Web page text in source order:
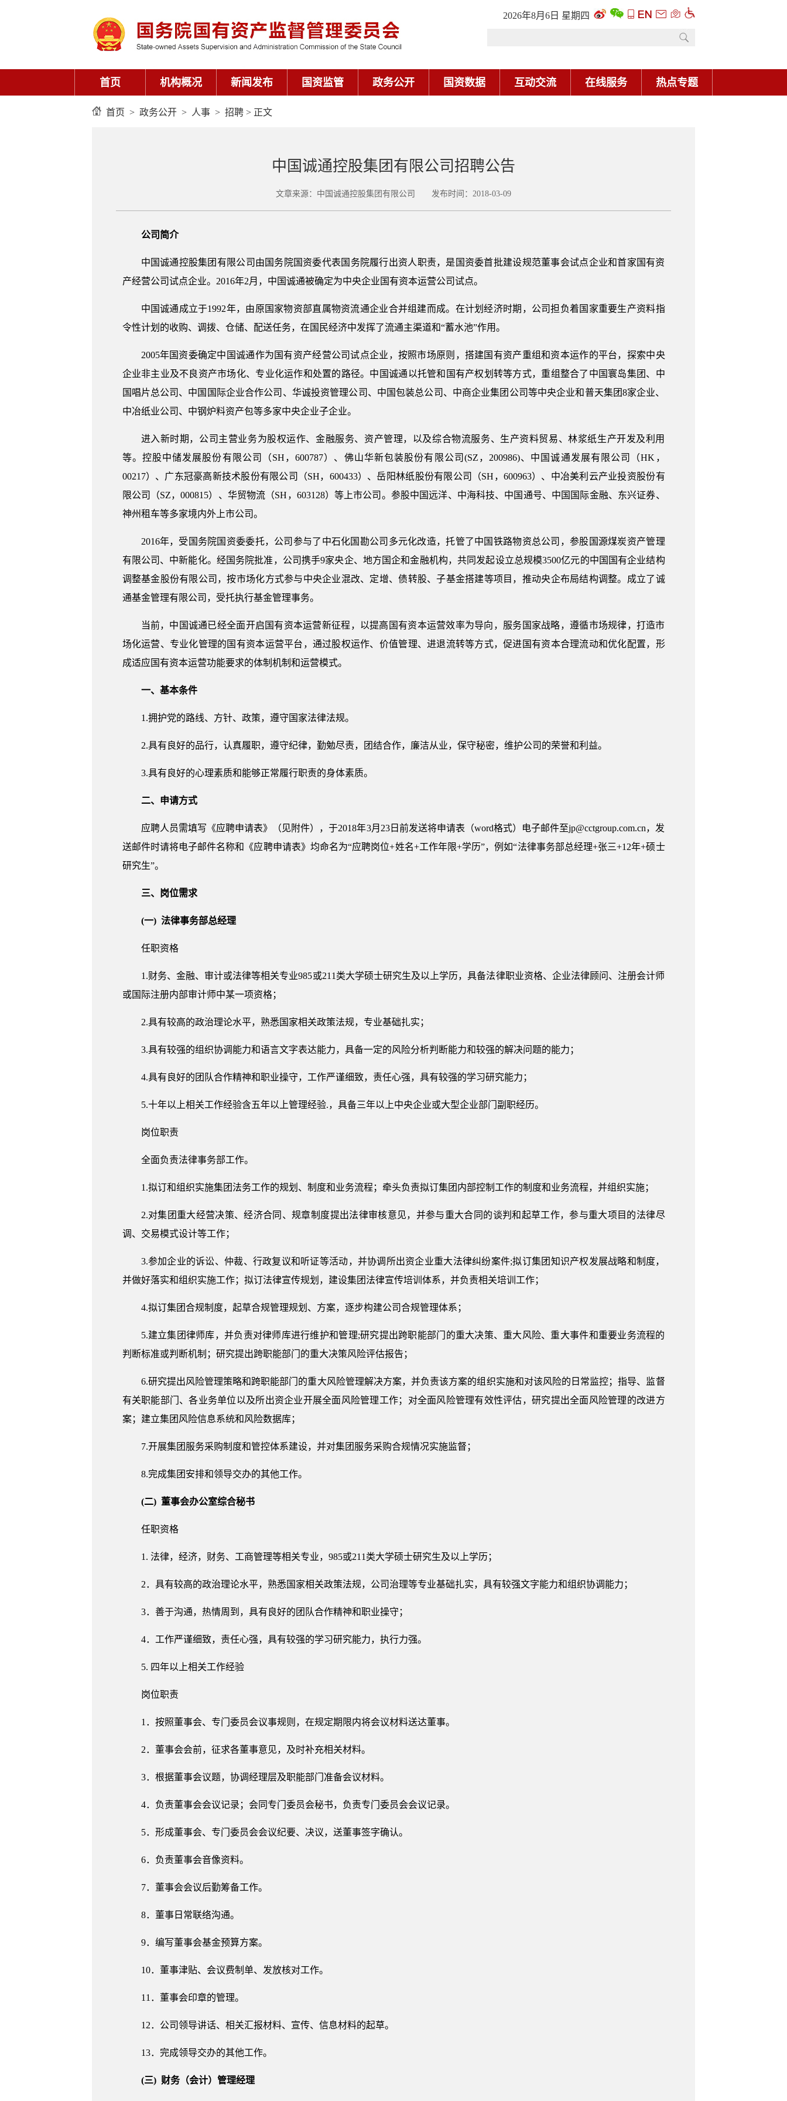
2026年8月6日 星期四
首页 机构概况 新闻发布 国资监管 政务公开 国资数据 互动交流 在线服务 热点专题
首页 > 政务公开 > 人事 > 招聘 > 正文
中国诚通控股集团有限公司招聘公告
文章来源：中国诚通控股集团有限公司 发布时间：2018-03-09
公司简介
中国诚通控股集团有限公司由国务院国资委代表国务院履行出资人职责，是国资委首批建设规范董事会试点企业和首家国有资
产经营公司试点企业。2016年2月，中国诚通被确定为中央企业国有资本运营公司试点。
中国诚通成立于1992年，由原国家物资部直属物资流通企业合并组建而成。在计划经济时期，公司担负着国家重要生产资料指
令性计划的收购、调拨、仓储、配送任务，在国民经济中发挥了流通主渠道和“蓄水池”作用。
2005年国资委确定中国诚通作为国有资产经营公司试点企业，按照市场原则，搭建国有资产重组和资本运作的平台，探索中央
企业非主业及不良资产市场化、专业化运作和处置的路径。中国诚通以托管和国有产权划转等方式，重组整合了中国寰岛集团、中
国唱片总公司、中国国际企业合作公司、华诚投资管理公司、中国包装总公司、中商企业集团公司等中央企业和普天集团8家企业、
中冶纸业公司、中钢炉料资产包等多家中央企业子企业。
进入新时期，公司主营业务为股权运作、金融服务、资产管理，以及综合物流服务、生产资料贸易、林浆纸生产开发及利用
等。控股中储发展股份有限公司（SH，600787）、佛山华新包装股份有限公司(SZ，200986)、中国诚通发展有限公司（HK，
00217）、广东冠豪高新技术股份有限公司（SH，600433）、岳阳林纸股份有限公司（SH，600963）、中冶美利云产业投资股份有
限公司（SZ，000815）、华贸物流（SH，603128）等上市公司。参股中国远洋、中海科技、中国通号、中国国际金融、东兴证券、
神州租车等多家境内外上市公司。
2016年，受国务院国资委委托，公司参与了中石化国勘公司多元化改造，托管了中国铁路物资总公司，参股国源煤炭资产管理
有限公司、中新能化。经国务院批准，公司携手9家央企、地方国企和金融机构，共同发起设立总规模3500亿元的中国国有企业结构
调整基金股份有限公司，按市场化方式参与中央企业混改、定增、债转股、子基金搭建等项目，推动央企布局结构调整。成立了诚
通基金管理有限公司，受托执行基金管理事务。
当前，中国诚通已经全面开启国有资本运营新征程，以提高国有资本运营效率为导向，服务国家战略，遵循市场规律，打造市
场化运营、专业化管理的国有资本运营平台，通过股权运作、价值管理、进退流转等方式，促进国有资本合理流动和优化配置，形
成适应国有资本运营功能要求的体制机制和运营模式。
一、基本条件
1.拥护党的路线、方针、政策，遵守国家法律法规。
2.具有良好的品行，认真履职，遵守纪律，勤勉尽责，团结合作，廉洁从业，保守秘密，维护公司的荣誉和利益。
3.具有良好的心理素质和能够正常履行职责的身体素质。
二、申请方式
应聘人员需填写《应聘申请表》（见附件），于2018年3月23日前发送将申请表（word格式）电子邮件至jp@cctgroup.com.cn，发
送邮件时请将电子邮件名称和《应聘申请表》均命名为“应聘岗位+姓名+工作年限+学历”，例如“法律事务部总经理+张三+12年+硕士
研究生”。
三、岗位需求
(一) 法律事务部总经理
任职资格
1.财务、金融、审计或法律等相关专业985或211类大学硕士研究生及以上学历，具备法律职业资格、企业法律顾问、注册会计师
或国际注册内部审计师中某一项资格；
2.具有较高的政治理论水平，熟悉国家相关政策法规，专业基础扎实；
3.具有较强的组织协调能力和语言文字表达能力，具备一定的风险分析判断能力和较强的解决问题的能力；
4.具有良好的团队合作精神和职业操守，工作严谨细致，责任心强，具有较强的学习研究能力；
5.十年以上相关工作经验含五年以上管理经验.，具备三年以上中央企业或大型企业部门副职经历。
岗位职责
全面负责法律事务部工作。
1.拟订和组织实施集团法务工作的规划、制度和业务流程；牵头负责拟订集团内部控制工作的制度和业务流程，并组织实施；
2.对集团重大经营决策、经济合同、规章制度提出法律审核意见，并参与重大合同的谈判和起草工作，参与重大项目的法律尽
调、交易模式设计等工作；
3.参加企业的诉讼、仲裁、行政复议和听证等活动，并协调所出资企业重大法律纠纷案件;拟订集团知识产权发展战略和制度，
并做好落实和组织实施工作；拟订法律宣传规划，建设集团法律宣传培训体系，并负责相关培训工作；
4.拟订集团合规制度，起草合规管理规划、方案，逐步构建公司合规管理体系；
5.建立集团律师库，并负责对律师库进行维护和管理;研究提出跨职能部门的重大决策、重大风险、重大事件和重要业务流程的
判断标准或判断机制；研究提出跨职能部门的重大决策风险评估报告；
6.研究提出风险管理策略和跨职能部门的重大风险管理解决方案，并负责该方案的组织实施和对该风险的日常监控；指导、监督
有关职能部门、各业务单位以及所出资企业开展全面风险管理工作；对全面风险管理有效性评估，研究提出全面风险管理的改进方
案；建立集团风险信息系统和风险数据库；
7.开展集团服务采购制度和管控体系建设，并对集团服务采购合规情况实施监督；
8.完成集团安排和领导交办的其他工作。
(二) 董事会办公室综合秘书
任职资格
1. 法律，经济，财务、工商管理等相关专业，985或211类大学硕士研究生及以上学历；
2．具有较高的政治理论水平，熟悉国家相关政策法规，公司治理等专业基础扎实，具有较强文字能力和组织协调能力；
3．善于沟通，热情周到，具有良好的团队合作精神和职业操守；
4．工作严谨细致，责任心强，具有较强的学习研究能力，执行力强。
5. 四年以上相关工作经验
岗位职责
1．按照董事会、专门委员会议事规则，在规定期限内将会议材料送达董事。
2．董事会会前，征求各董事意见，及时补充相关材料。
3．根据董事会议题，协调经理层及职能部门准备会议材料。
4．负责董事会会议记录；会同专门委员会秘书，负责专门委员会会议记录。
5．形成董事会、专门委员会会议纪要、决议，送董事签字确认。
6．负责董事会音像资料。
7．董事会会议后勤筹备工作。
8．董事日常联络沟通。
9．编写董事会基金预算方案。
10．董事津贴、会议费制单、发放核对工作。
11．董事会印章的管理。
12．公司领导讲话、相关汇报材料、宣传、信息材料的起草。
13．完成领导交办的其他工作。
(三) 财务（会计）管理经理